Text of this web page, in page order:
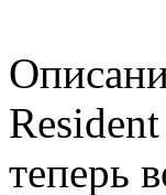
теперь